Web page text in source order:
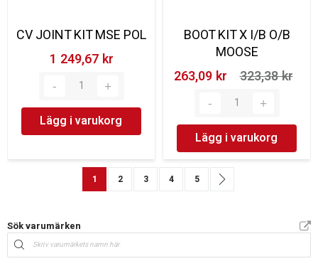
CV JOINT KIT MSE POL
1 249,67 kr‎
Lägg i varukorg
BOOT KIT X I/B O/B
MOOSE
263,09 kr‎
323,38 kr‎
Lägg i varukorg
SidaYou're currently reading page
1 Sida
2 Sida
3 Sida
4 Sida
5
Sök varumärken